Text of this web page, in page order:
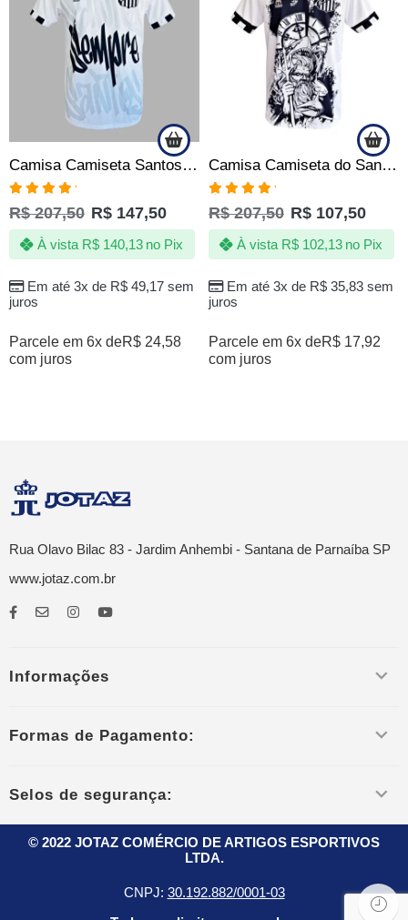
Camisa Camiseta Santos Sempre Santos – Eterno 10 – Oficial
Avaliação
5.00de 5
R$207,50 R$ 147,50
Em até 3x de R$49,17sem
juros
À vista R$140,13 no Pix
Parcele em 6x deR$ 24,58
com juros
Camisa Camiseta do Santos – O retorno do principe
Avaliação
5.00de 5
R$207,50 R$ 107,50
Em até 3x de R$35,83sem
juros
À vista R$102,13 no Pix
Parcele em 6x deR$ 17,92
com juros
Rua Olavo Bilac 83 - Jardim Anhembi - Santana de Parnaíba SP
www.jotaz.com.br
Informações
Formas de Pagamento:
Selos de segurança:
© 2022 JOTAZ COMÉRCIO DE ARTIGOS ESPORTIVOS
LTDA.
CNPJ: 30.192.882/0001-03